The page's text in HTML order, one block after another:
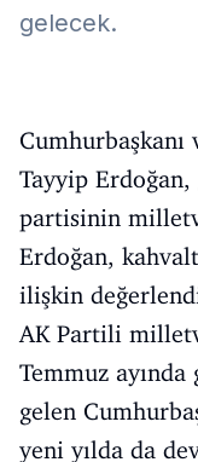
gelecek.
Cumhurbaşkanı
Tayyip Erdoğan,
partisinin
Erdoğan,
ilişkin
AK Partili
Temmuz
gelen
yeni yılda da